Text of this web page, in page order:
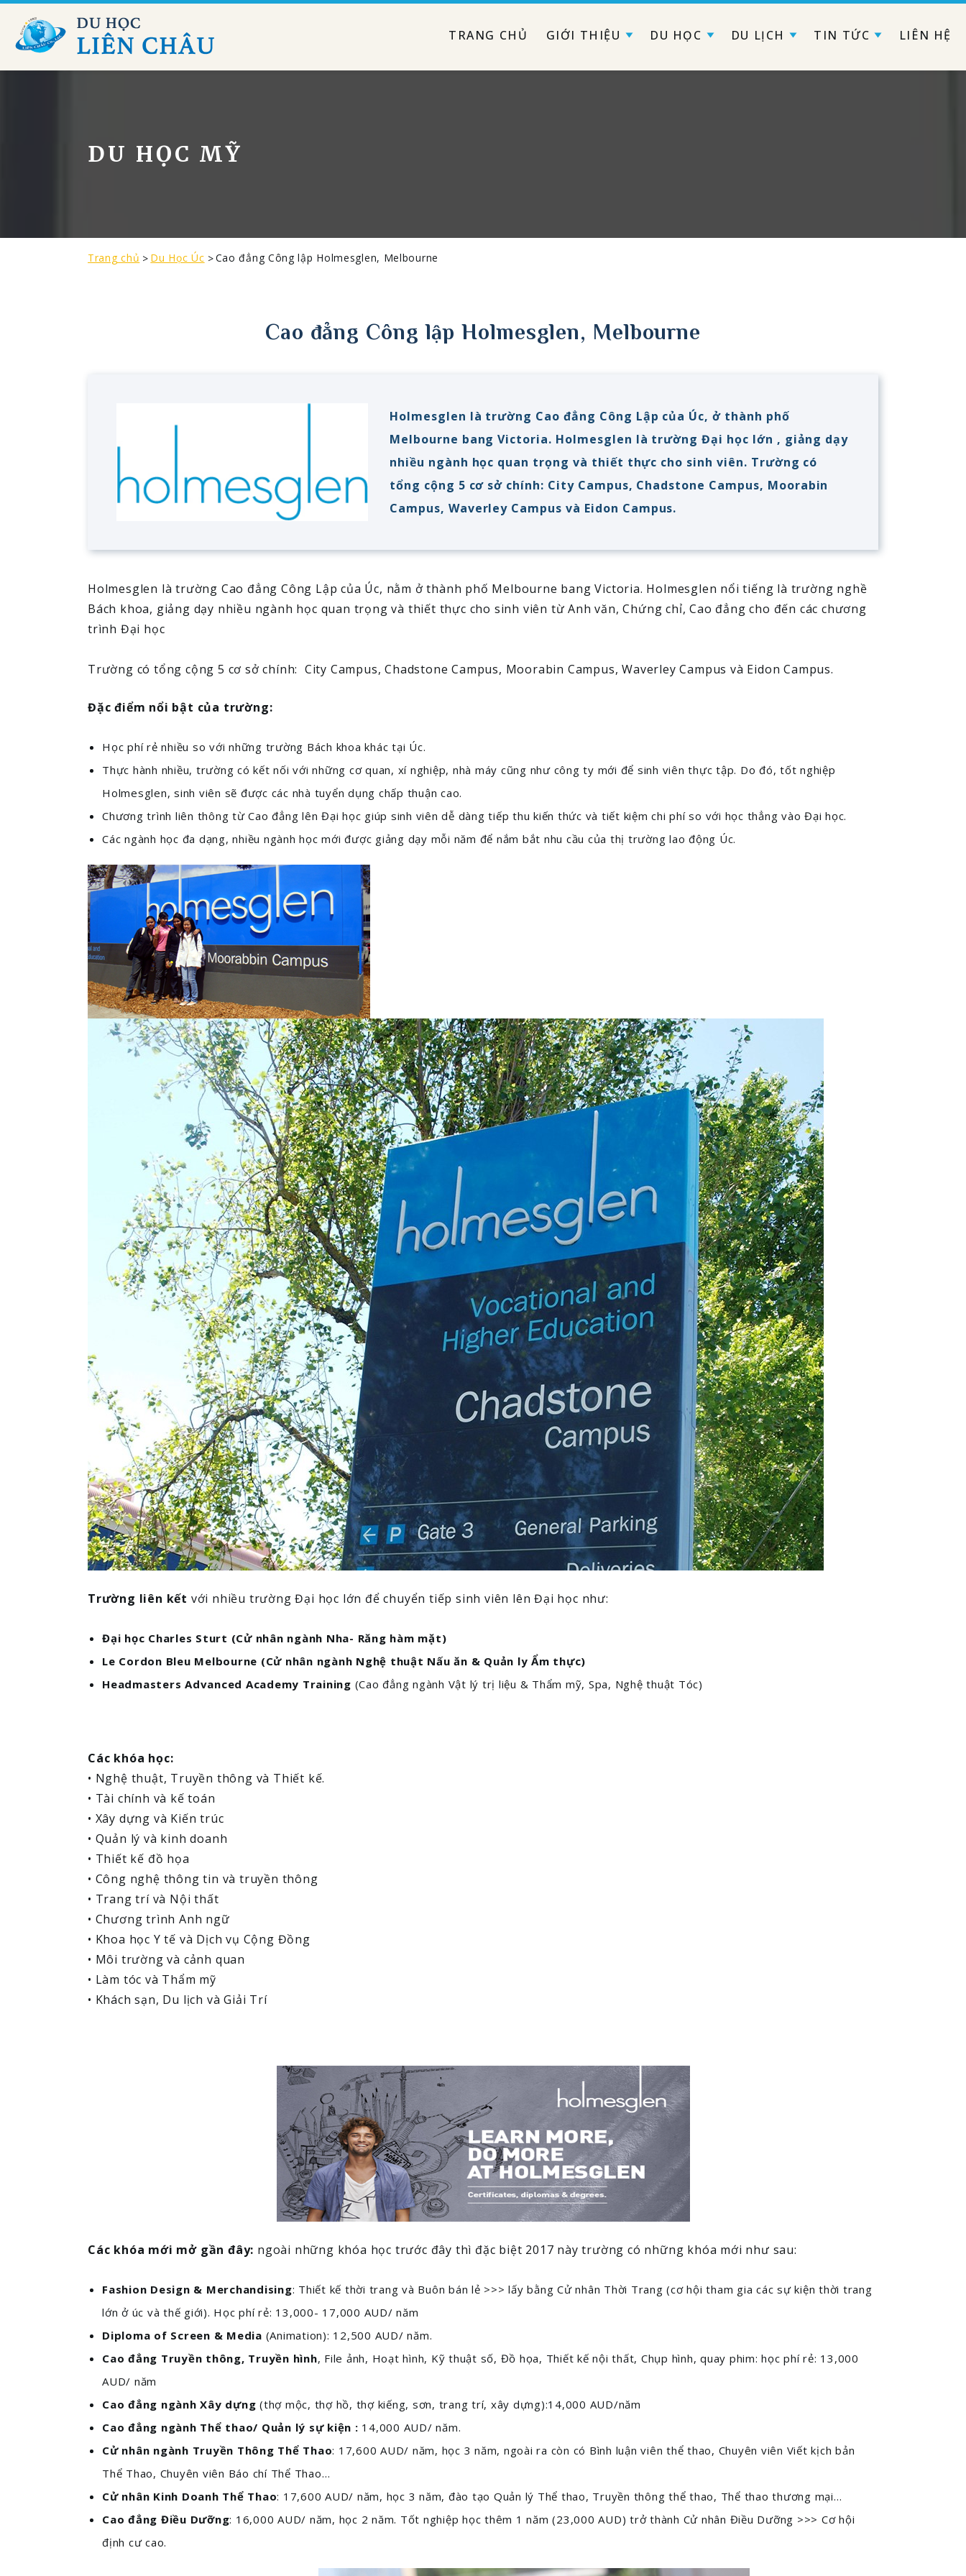
TRANG CHỦ GIỚI THIỆU DU HỌC DU LỊCH TIN TỨC LIÊN HỆ
DU HỌC MỸ
Trang chủ Du Học Úc Cao đẳng Công lập Holmesglen, Melbourne
Cao đẳng Công lập Holmesglen, Melbourne
Holmesglen là trường Cao đẳng Công Lập của Úc, ở thành phố
Melbourne bang Victoria. Holmesglen là trường Đại học lớn , giảng dạy
nhiều ngành học quan trọng và thiết thực cho sinh viên. Trường có
tổng cộng 5 cơ sở chính: City Campus, Chadstone Campus, Moorabin
Campus, Waverley Campus và Eidon Campus.
Holmesglen là trường Cao đẳng Công Lập của Úc, nằm ở thành phố Melbourne bang Victoria. Holmesglen nổi tiếng là trường nghề
Bách khoa, giảng dạy nhiều ngành học quan trọng và thiết thực cho sinh viên từ Anh văn, Chứng chỉ, Cao đẳng cho đến các chương
trình Đại học
Trường có tổng cộng 5 cơ sở chính: City Campus, Chadstone Campus, Moorabin Campus, Waverley Campus và Eidon Campus.
Đặc điểm nổi bật của trường:
Học phí rẻ nhiều so với những trường Bách khoa khác tại Úc.
Thực hành nhiều, trường có kết nối với những cơ quan, xí nghiệp, nhà máy cũng như công ty mới để sinh viên thực tập. Do đó, tốt nghiệp
Holmesglen, sinh viên sẽ được các nhà tuyển dụng chấp thuận cao.
Chương trình liên thông từ Cao đẳng lên Đại học giúp sinh viên dễ dàng tiếp thu kiến thức và tiết kiệm chi phí so với học thẳng vào Đại học.
Các ngành học đa dạng, nhiều ngành học mới được giảng dạy mỗi năm để nắm bắt nhu cầu của thị trường lao động Úc.
Trường liên kết với nhiều trường Đại học lớn để chuyển tiếp sinh viên lên Đại học như:
Đại học Charles Sturt (Cử nhân ngành Nha- Răng hàm mặt)
Le Cordon Bleu Melbourne (Cử nhân ngành Nghệ thuật Nấu ăn & Quản ly Ẩm thực)
Headmasters Advanced Academy Training (Cao đẳng ngành Vật lý trị liệu & Thẩm mỹ, Spa, Nghệ thuật Tóc)
Các khóa học:
• Nghệ thuật, Truyền thông và Thiết kế.
• Tài chính và kế toán
• Xây dựng và Kiến trúc
• Quản lý và kinh doanh
• Thiết kế đồ họa
• Công nghệ thông tin và truyền thông
• Trang trí và Nội thất
• Chương trình Anh ngữ
• Khoa học Y tế và Dịch vụ Cộng Đồng
• Môi trường và cảnh quan
• Làm tóc và Thẩm mỹ
• Khách sạn, Du lịch và Giải Trí
Các khóa mới mở gần đây: ngoài những khóa học trước đây thì đặc biệt 2017 này trường có những khóa mới như sau:
Fashion Design & Merchandising: Thiết kế thời trang và Buôn bán lẻ >>> lấy bằng Cử nhân Thời Trang (cơ hội tham gia các sự kiện thời trang
lớn ở úc và thế giới). Học phí rẻ: 13,000- 17,000 AUD/ năm
Diploma of Screen & Media (Animation): 12,500 AUD/ năm.
Cao đẳng Truyền thông, Truyền hình, File ảnh, Hoạt hình, Kỹ thuật số, Đồ họa, Thiết kế nội thất, Chụp hình, quay phim: học phí rẻ: 13,000
AUD/ năm
Cao đẳng ngành Xây dựng (thợ mộc, thợ hồ, thợ kiếng, sơn, trang trí, xây dựng):14,000 AUD/năm
Cao đẳng ngành Thể thao/ Quản lý sự kiện : 14,000 AUD/ năm.
Cử nhân ngành Truyền Thông Thể Thao: 17,600 AUD/ năm, học 3 năm, ngoài ra còn có Bình luận viên thể thao, Chuyên viên Viết kịch bản
Thể Thao, Chuyên viên Báo chí Thể Thao…
Cử nhân Kinh Doanh Thể Thao: 17,600 AUD/ năm, học 3 năm, đào tạo Quản lý Thể thao, Truyền thông thể thao, Thể thao thương mại…
Cao đẳng Điều Dưỡng: 16,000 AUD/ năm, học 2 năm. Tốt nghiệp học thêm 1 năm (23,000 AUD) trở thành Cử nhân Điều Dưỡng >>> Cơ hội
định cư cao.